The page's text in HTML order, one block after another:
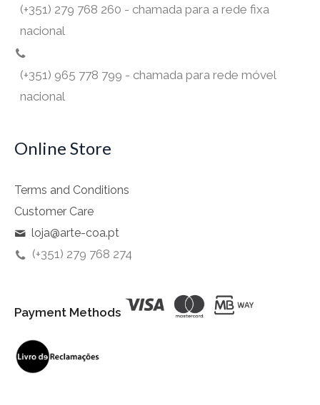
(+351) 279 768 260 - chamada para a rede fixa
nacional
(+351) 965 778 799 - chamada para rede móvel
nacional
Online Store
Terms and Conditions
Customer Care
loja@arte-coa.pt
(+351) 279 768 274
Payment Methods